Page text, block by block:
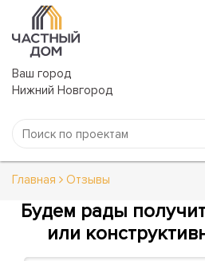
Ваш город
Нижний Новгород
Главная Отзывы
Будем рады
или